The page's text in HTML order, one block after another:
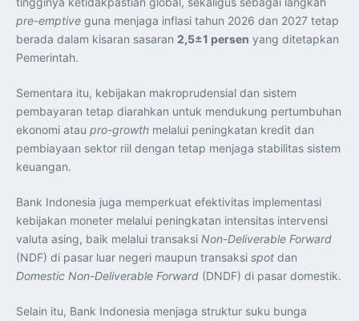
Ekonomi
Presiden Prabowo Terima Direktur FBI, Indonesia dan AS
Perkuat Kerja Sama Repatriasi Artefak Budaya
Menteri PKP dan Ketua DEN Perkuat Kolaborasi
hingga 28 Juli 2026, Kesempatan Raih Pengalaman Kerja
dan Sertifikasi Kompetensi
KASAU Bekali 154 Perwira Remaja AAU 2026, Tekankan
Integritas dan Profesionalisme sebagai Bekal
Pengabdian
Menlu Sugiono Dorong Kemitraan ASEAN–Inggris yang
Menlu RI Dorong Kemitraan Ekonomi ASEAN–Korea
Selatan untuk Perkuat Ketahanan Kawasan
Kemitraan ASEAN–Kanada Perkuat Ketahanan Ekonomi,
Pangan, dan Energi Kawasan
ASEAN dan India Perkuat Ketahanan Kawasan lewat
Kerja Sama Maritim, Ekonomi, dan Kesehatan
BI Pertahankan BI-Rate 5,75 Persen untuk Jaga
Stabilitas dan Dukung Pertumbuhan Ekonomi
Gratis
pre-emptive guna menjaga inflasi tahun 2026 dan 2027 tetap
berada dalam kisaran sasaran 2,5±1 persen yang ditetapkan
Pemerintah.
Sementara itu, kebijakan makroprudensial dan sistem
pembayaran tetap diarahkan untuk mendukung pertumbuhan
ekonomi atau pro-growth melalui peningkatan kredit dan
pembiayaan sektor riil dengan tetap menjaga stabilitas sistem
keuangan.
Bank Indonesia juga memperkuat efektivitas implementasi
kebijakan moneter melalui peningkatan intensitas intervensi
valuta asing, baik melalui transaksi Non-Deliverable Forward
(NDF) di pasar luar negeri maupun transaksi spot dan
Domestic Non-Deliverable Forward (DNDF) di pasar domestik.
Selain itu, Bank Indonesia menjaga struktur suku bunga